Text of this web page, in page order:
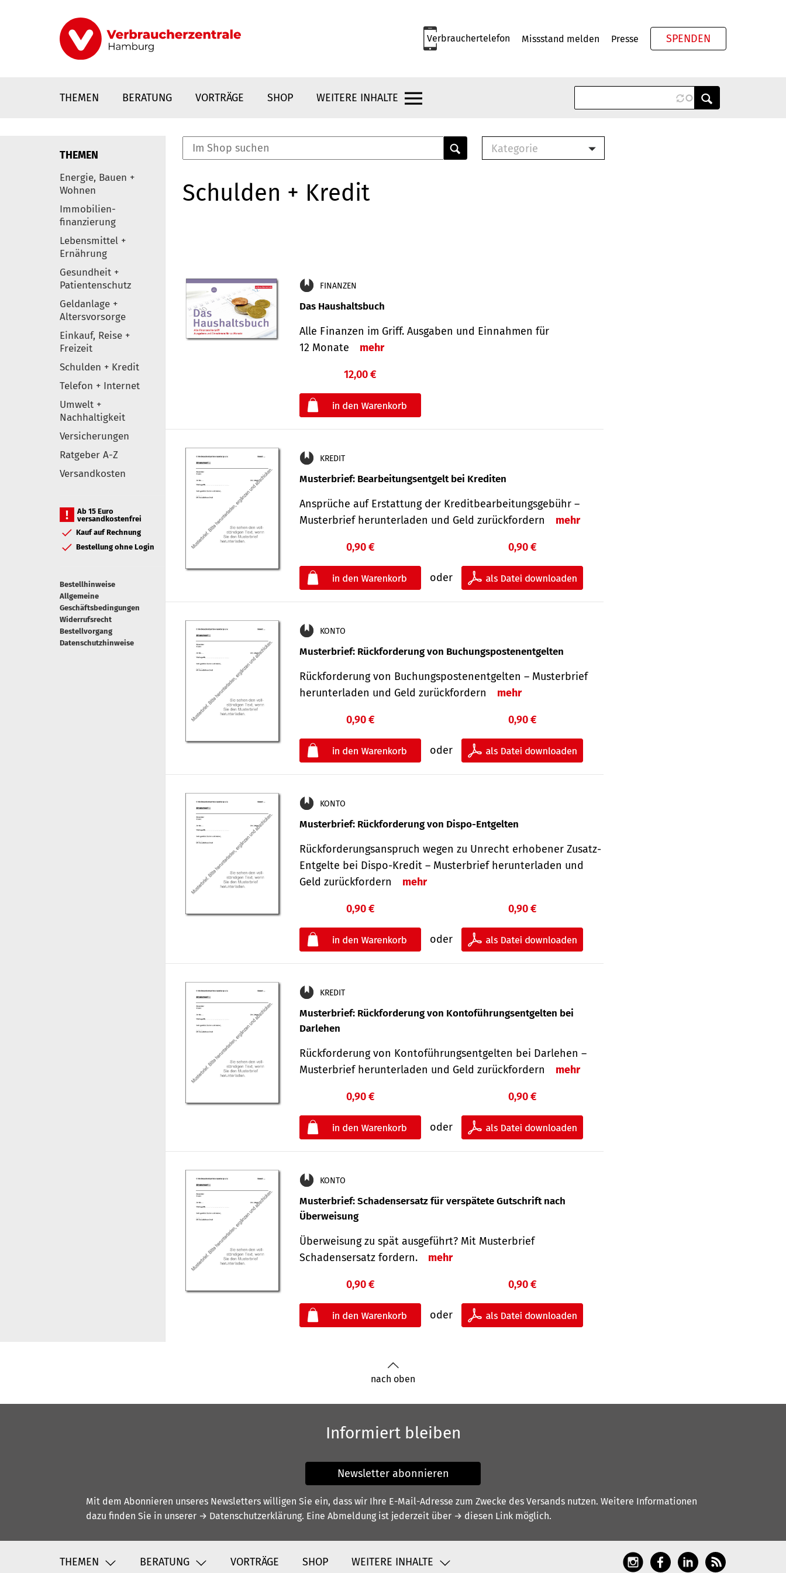
Verbrauchertelefon Missstand melden Presse SPENDEN
THEMEN BERATUNG VORTRÄGE SHOP WEITERE INHALTE
Elemente
THEMEN
Energie, Bauen +
Wohnen
Immobilien-
finanzierung
Lebensmittel +
Ernährung
Gesundheit +
Patientenschutz
Geldanlage +
Altersvorsorge
Einkauf, Reise +
Freizeit
Schulden + Kredit
Telefon + Internet
Umwelt +
Nachhaltigkeit
Versicherungen
Ratgeber A-Z
Versandkosten
Ab 15 Euro
versandkostenfrei
Kauf auf Rechnung
Bestellung ohne Login
Bestellhinweise
Allgemeine
Geschäftsbedingungen
Widerrufsrecht
Bestellvorgang
Datenschutzhinweise
Kategorie
Schulden + Kredit
FINANZEN
Das Haushaltsbuch
Alle Finanzen im Griff. Aus­gaben und Ein­nahmen für
12 Monate
mehr
12,00 €
KREDIT
Musterbrief: Bearbeitungsentgelt bei Krediten
Ansprüche auf Erstattung der Kreditbearbeitungsgebühr –
Musterbrief herunterladen und Geld zurückfordern
mehr
0,90 €
oder
0,90 €
KONTO
Musterbrief: Rückforderung von Buchungspostenentgelten
Rückforderung von Buchungspostenentgelten – Musterbrief
herunterladen und Geld zurückfordern
mehr
0,90 €
oder
0,90 €
KONTO
Musterbrief: Rückforderung von Dispo-Entgelten
Rückforderungsanspruch wegen zu Unrecht erhobener Zusatz-
Entgelte bei Dispo-Kredit – Musterbrief herunterladen und
Geld zurückfordern
mehr
0,90 €
oder
0,90 €
KREDIT
Musterbrief: Rückforderung von Kontoführungsentgelten bei
Darlehen
Rückforderung von Kontoführungsentgelten bei Darlehen –
Musterbrief herunterladen und Geld zurückfordern
mehr
0,90 €
oder
0,90 €
KONTO
Musterbrief: Schadensersatz für verspätete Gutschrift nach
Überweisung
Überweisung zu spät ausgeführt? Mit Musterbrief
Schadensersatz fordern.
mehr
0,90 €
oder
0,90 €
nach oben
Informiert bleiben
Newsletter abonnieren
Mit dem Abonnieren unseres Newsletters willigen Sie ein, dass wir Ihre E-Mail-Adresse zum Zwecke des Versands nutzen. Weitere Informationen
dazu finden Sie in unserer → Datenschutzerklärung. Eine Abmeldung ist jederzeit über → diesen Link möglich.
THEMEN BERATUNG VORTRÄGE SHOP WEITERE INHALTE